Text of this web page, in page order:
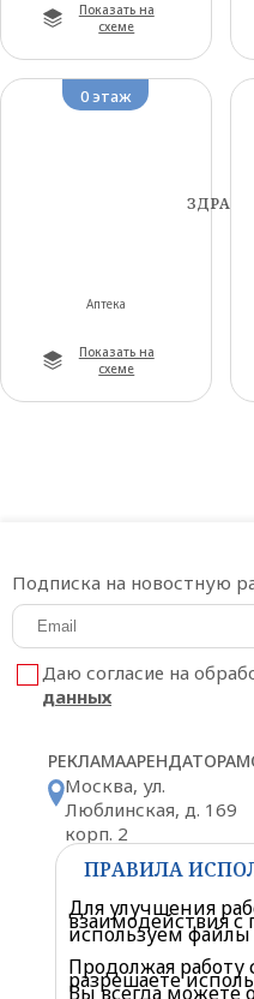
Показать на
схеме
0 этаж
Аптека
Показать на
схеме
РЕКЛАМААРЕНДАТОРАМ
Москва, ул.
Люблинская, д. 169
корп. 2
Схема проезда
Подписка на новостную
Даю согласие на
данных
Политика
ПРАВИЛА
Для улучшения
взаимодействия с
используем файлы
Продолжая работу
разрешаете
Вы всегда можете